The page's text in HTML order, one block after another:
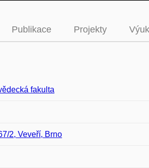
Publikace Projekty
fakulta
2, Veveří, Brno